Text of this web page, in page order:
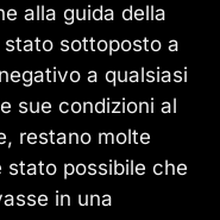
alla guida della
sottoposto a
a qualsiasi
sue condizioni al
restano molte
stato possibile che
in una